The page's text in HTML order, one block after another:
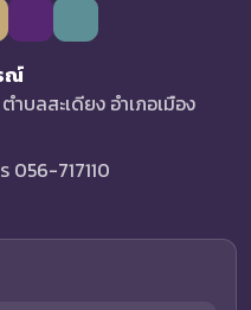
ณ์
บลสะเดียง อำเภอเมือง
056-717110